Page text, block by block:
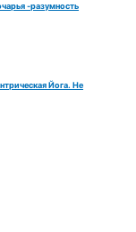
-разумность
Йога. Не